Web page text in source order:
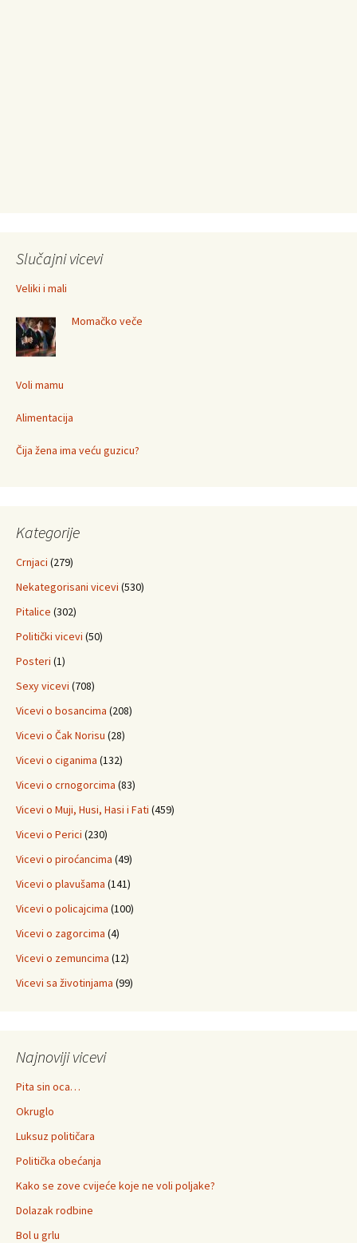
Slučajni vicevi
Veliki i mali
Momačko veče
Voli mamu
Alimentacija
Čija žena ima veću guzicu?
Kategorije
Crnjaci (279)
Nekategorisani vicevi (530)
Pitalice (302)
Politički vicevi (50)
Posteri (1)
Sexy vicevi (708)
Vicevi o bosancima (208)
Vicevi o Čak Norisu (28)
Vicevi o ciganima (132)
Vicevi o crnogorcima (83)
Vicevi o Muji, Husi, Hasi i Fati (459)
Vicevi o Perici (230)
Vicevi o piroćancima (49)
Vicevi o plavušama (141)
Vicevi o policajcima (100)
Vicevi o zagorcima (4)
Vicevi o zemuncima (12)
Vicevi sa životinjama (99)
Najnoviji vicevi
Pita sin oca…
Okruglo
Luksuz političara
Politička obećanja
Kako se zove cvijeće koje ne voli poljake?
Dolazak rodbine
Bol u grlu